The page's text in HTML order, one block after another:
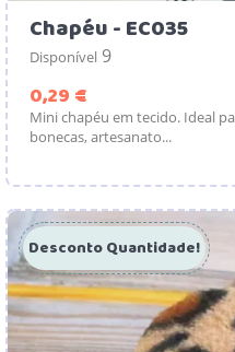
Chapéu - EC035
Disponível 9
0,29 €
Mini chapéu em tecido. Ideal
bonecas, artesanato...
Desconto Quantidade!